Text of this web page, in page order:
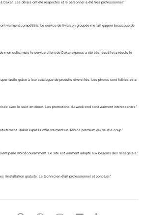
Dakar. Les délais ont été respectés et le personnel a été très professionnel."
vraiment compétitifs. Le service de livraison groupée me fait gagner beaucoup de
mon colis, mais le service client de Dakar.express a été très réactif et a résolu le
facile grâce à leur catalogue de produits diversifiés. Les photos sont fidèles et la
avec le suivi en direct. Les promotions du week-end sont vraiment intéressantes."
Dakar.express offre vraiment un service premium qui vaut le coup."
parle wolof couramment. Le site est vraiment adapté aux besoins des Sénégalais."
l'installation gratuite. Le technicien était professionnel et ponctuel."